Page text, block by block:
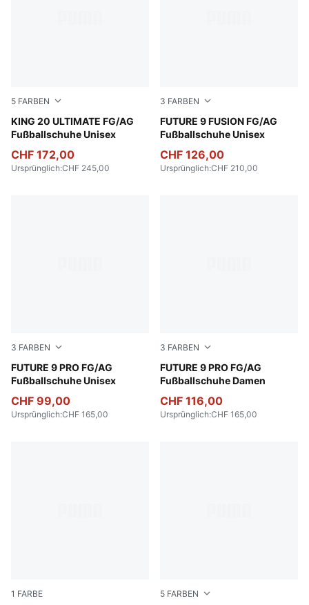
5 FARBEN
KING 20 ULTIMATE FG/AG
Fußballschuhe Unisex
PUMA White-Poison Pink-Bright Aqua
CHF 172,00
Ursprünglich:CHF 245,00
3 FARBEN
FUTURE 9 FUSION FG/AG
Fußballschuhe Unisex
Poison Pink-Sun Stream-
CHF 126,00
Ursprünglich:CHF 210,00
3 FARBEN
FUTURE 9 PRO FG/AG
Fußballschuhe Unisex
Poison Pink-Sun Stream-Bright Aqua-PUMA White
CHF 99,00
Ursprünglich:CHF 165,00
3 FARBEN
FUTURE 9 PRO FG/AG
Fußballschuhe Damen
Poison Pink-Sun Stream-
CHF 116,00
Ursprünglich:CHF 165,00
1 FARBE 5 FARBEN